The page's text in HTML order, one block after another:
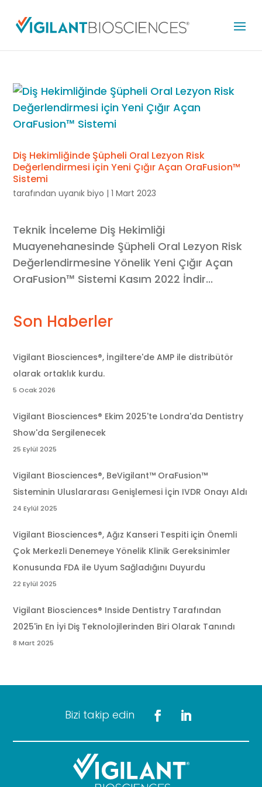
Diş Hekimliğinde Şüpheli Oral Lezyon Risk
Değerlendirmesi için Yeni Çığır Açan OraFusion™
Sistemi
tarafındanuyanık biyo |1 Mart 2023
Teknik İnceleme Diş Hekimliği
Muayenehanesinde Şüpheli Oral Lezyon Risk
Değerlendirmesine Yönelik Yeni Çığır Açan
OraFusion™ Sistemi Kasım 2022 İndir...
Son Haberler
Vigilant Biosciences®, İngiltere'de AMP ile distribütör
olarak ortaklık kurdu.
5 Ocak 2026
Vigilant Biosciences® Ekim 2025'te Londra'da Dentistry
Show'da Sergilenecek
25 Eylül 2025
Vigilant Biosciences®, BeVigilant™ OraFusion™
Sisteminin Uluslararası Genişlemesi İçin IVDR Onayı Aldı
24 Eylül 2025
Vigilant Biosciences®, Ağız Kanseri Tespiti için Önemli
Çok Merkezli Denemeye Yönelik Klinik Gereksinimler
Konusunda FDA ile Uyum Sağladığını Duyurdu
22 Eylül 2025
Vigilant Biosciences® Inside Dentistry Tarafından
2025'in En İyi Diş Teknolojilerinden Biri Olarak Tanındı
8 Mart 2025
Bizi takip edin